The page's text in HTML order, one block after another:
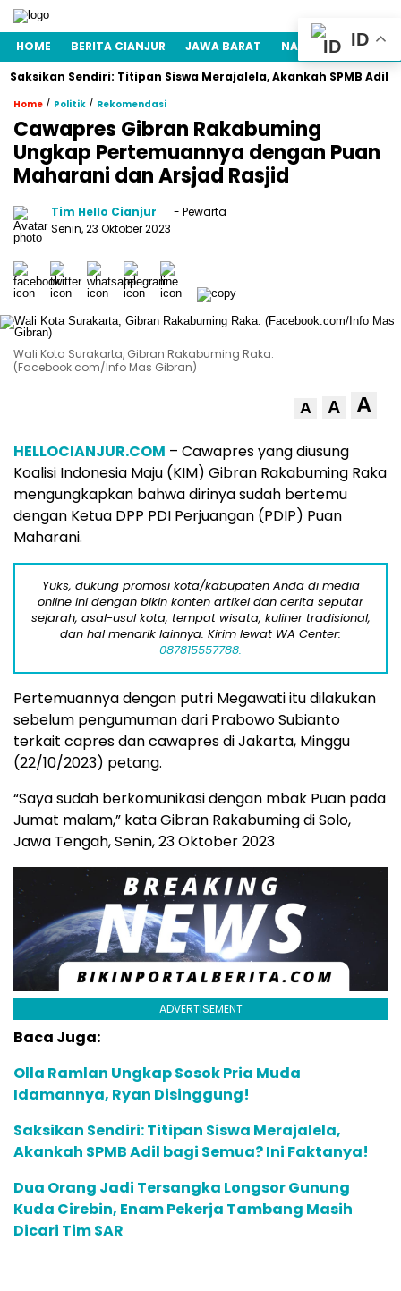
HOME BERITA CIANJUR JAWA BARAT NASIONAL
Sendiri: Titipan Siswa Merajalela, Akankah SPMB Adil bagi
Home / Politik / Rekomendasi
Cawapres Gibran Rakabuming
Ungkap Pertemuannya dengan Puan
Maharani dan Arsjad Rasjid
Tim Hello Cianjur
- Pewarta
Senin, 23 Oktober 2023
Wali Kota Surakarta, Gibran Rakabuming Raka.
(Facebook.com/Info Mas Gibran)
A A A
HELLOCIANJUR.COM – Cawapres yang diusung
Koalisi Indonesia Maju (KIM) Gibran Rakabuming Raka
mengungkapkan bahwa dirinya sudah bertemu
dengan Ketua DPP PDI Perjuangan (PDIP) Puan
Maharani.
Yuks, dukung promosi kota/kabupaten Anda di media
online ini dengan bikin konten artikel dan cerita seputar
sejarah, asal-usul kota, tempat wisata, kuliner tradisional,
dan hal menarik lainnya. Kirim lewat WA Center:
087815557788.
Pertemuannya dengan putri Megawati itu dilakukan
sebelum pengumuman dari Prabowo Subianto
terkait capres dan cawapres di Jakarta, Minggu
(22/10/2023) petang.
“Saya sudah berkomunikasi dengan mbak Puan pada
Jumat malam,” kata Gibran Rakabuming di Solo,
Jawa Tengah, Senin, 23 Oktober 2023
ADVERTISEMENT
Baca Juga:
Olla Ramlan Ungkap Sosok Pria Muda
Idamannya, Ryan Disinggung!
Saksikan Sendiri: Titipan Siswa Merajalela,
Akankah SPMB Adil bagi Semua? Ini Faktanya!
Dua Orang Jadi Tersangka Longsor Gunung
Kuda Cirebin, Enam Pekerja Tambang Masih
Dicari Tim SAR
ID